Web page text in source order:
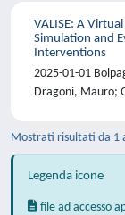
VALISE: A
Simulation and
Interventions
2025-01-01
Dragoni, Mauro;
Mostrati risultati da 1
Legenda icone
file ad accesso